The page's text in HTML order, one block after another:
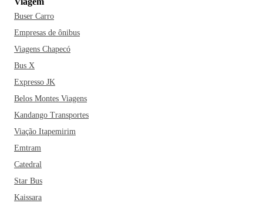
Se você pretende conhecer Erechim, lugares lindos não vão
te faltar, a cidade possui belos pontos turísticos como
Castelinho (primeiro edifício público da região), o Parque
Longines Malinowski e a Praça da Bandeira (considerado o
lugar de marco zero da cidade).
em churrascarias e cervejarias, sendo essas uma das
especialidades nas quais a região é conhecida, não deixe de
provar uma das tradições mais belas dos sulistas. E aí, já
comprou sua passagem de ônibus para conhecer as belezas
de Erechim?
Buser Carro
Empresas de ônibus
Viagens Chapecó
Bus X
Expresso JK
Belos Montes Viagens
Kandango Transportes
Viação Itapemirim
Emtram
Catedral
Star Bus
Kaissara